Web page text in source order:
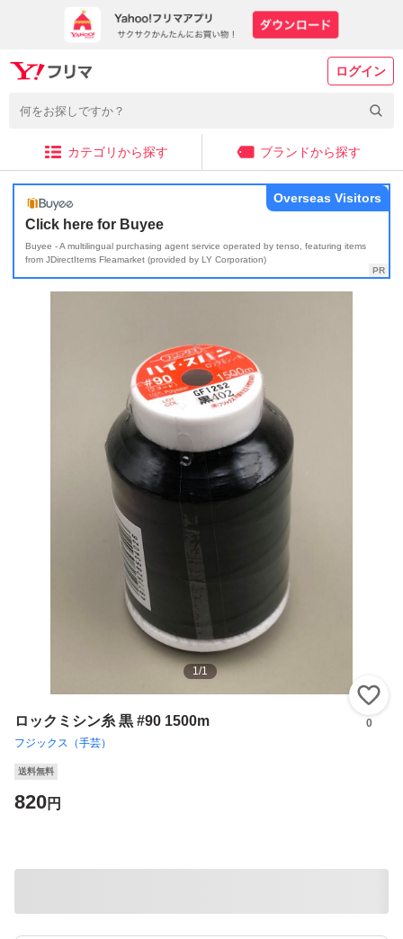
ログイン
カテゴリから探す ブランドから探す
Click here for Buyee
Buyee - A multilingual purchasing agent service operated by tenso, featuring items
from JDirectItems Fleamarket (provided by LY Corporation)
Overseas Visitors
1/1
ロックミシン糸 黒 #90 1500m
フジックス（手芸）
0
送料無料
820円